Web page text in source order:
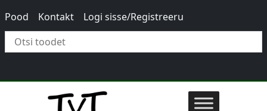
Pood Kontakt Logi sisse/Registreeru